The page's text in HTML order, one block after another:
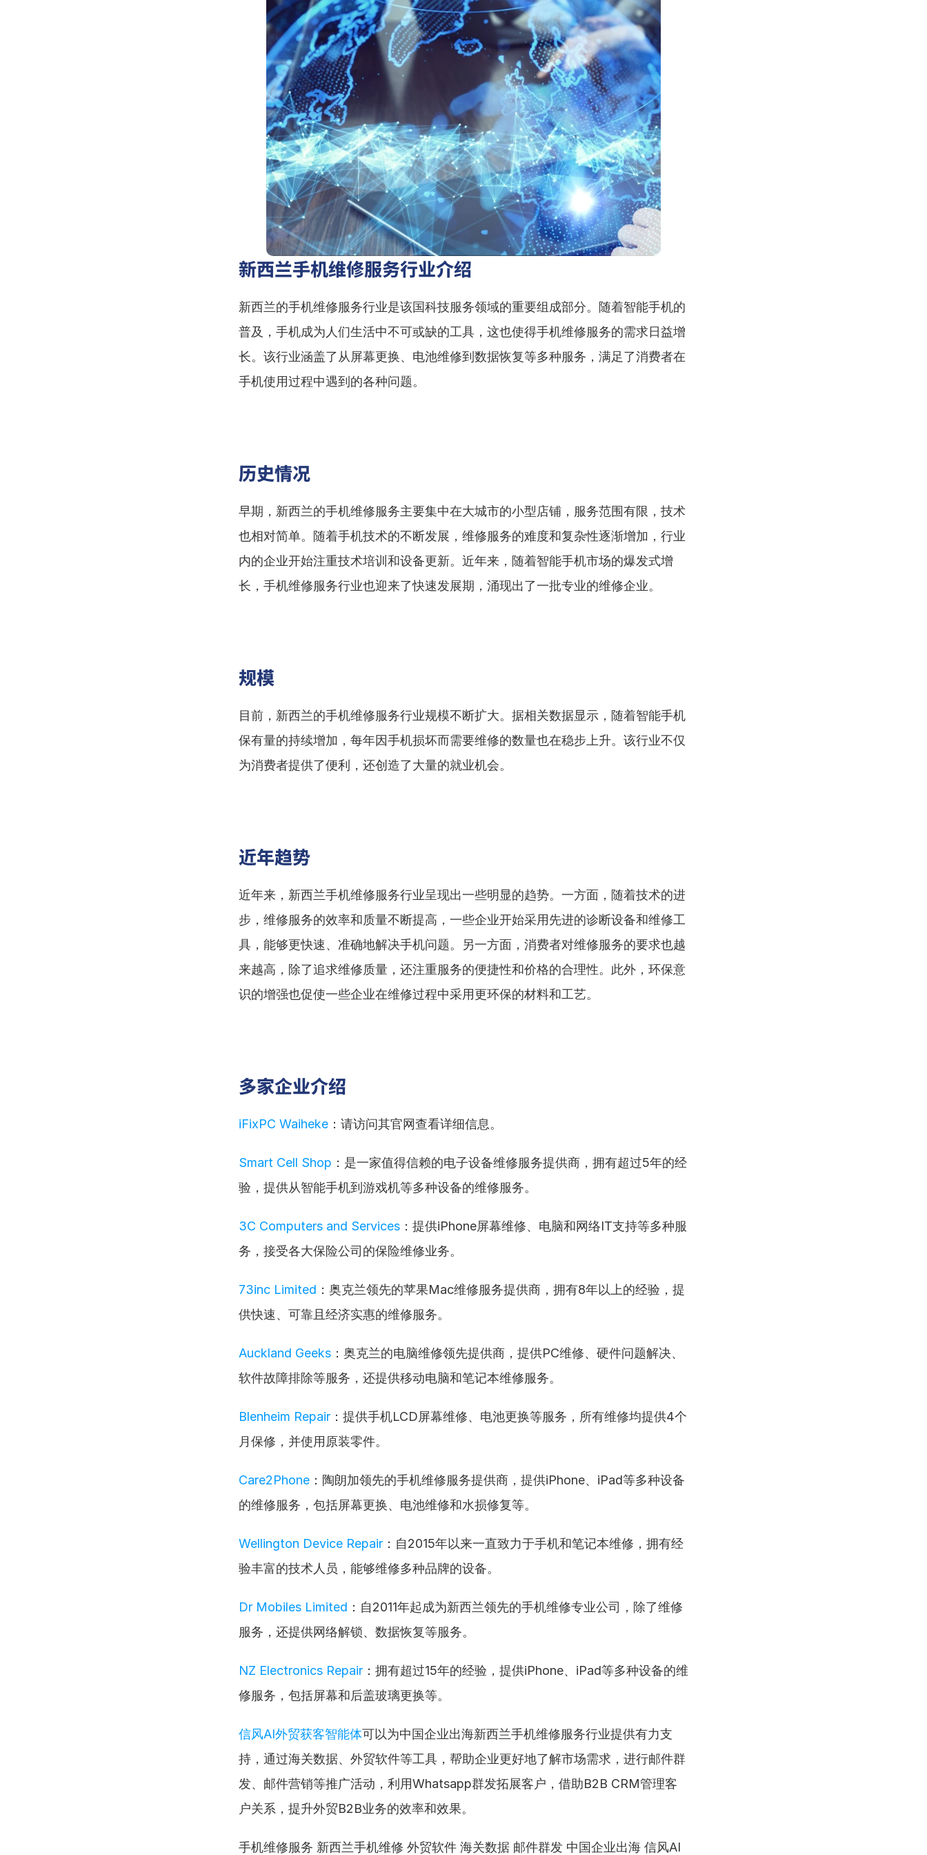
新西兰手机维修服务行业介绍
新西兰的手机维修服务行业是该国科技服务领域的重要组成部分。随着智能手机的
普及，手机成为人们生活中不可或缺的工具，这也使得手机维修服务的需求日益增
长。该行业涵盖了从屏幕更换、电池维修到数据恢复等多种服务，满足了消费者在
手机使用过程中遇到的各种问题。
历史情况
早期，新西兰的手机维修服务主要集中在大城市的小型店铺，服务范围有限，技术
也相对简单。随着手机技术的不断发展，维修服务的难度和复杂性逐渐增加，行业
内的企业开始注重技术培训和设备更新。近年来，随着智能手机市场的爆发式增
长，手机维修服务行业也迎来了快速发展期，涌现出了一批专业的维修企业。
规模
目前，新西兰的手机维修服务行业规模不断扩大。据相关数据显示，随着智能手机
保有量的持续增加，每年因手机损坏而需要维修的数量也在稳步上升。该行业不仅
为消费者提供了便利，还创造了大量的就业机会。
近年趋势
近年来，新西兰手机维修服务行业呈现出一些明显的趋势。一方面，随着技术的进
步，维修服务的效率和质量不断提高，一些企业开始采用先进的诊断设备和维修工
具，能够更快速、准确地解决手机问题。另一方面，消费者对维修服务的要求也越
来越高，除了追求维修质量，还注重服务的便捷性和价格的合理性。此外，环保意
识的增强也促使一些企业在维修过程中采用更环保的材料和工艺。
多家企业介绍
iFixPC Waiheke ：请访问其官网查看详细信息。
Smart Cell Shop ：是一家值得信赖的电子设备维修服务提供商，拥有超过5年的经
验，提供从智能手机到游戏机等多种设备的维修服务。
3C Computers and Services ：提供iPhone屏幕维修、电脑和网络IT支持等多种服
务，接受各大保险公司的保险维修业务。
73inc Limited ：奥克兰领先的苹果Mac维修服务提供商，拥有8年以上的经验，提
供快速、可靠且经济实惠的维修服务。
Auckland Geeks ：奥克兰的电脑维修领先提供商，提供PC维修、硬件问题解决、
软件故障排除等服务，还提供移动电脑和笔记本维修服务。
Blenheim Repair ：提供手机LCD屏幕维修、电池更换等服务，所有维修均提供4个
月保修，并使用原装零件。
Care2Phone ：陶朗加领先的手机维修服务提供商，提供iPhone、iPad等多种设备
的维修服务，包括屏幕更换、电池维修和水损修复等。
Wellington Device Repair ：自2015年以来一直致力于手机和笔记本维修，拥有经
验丰富的技术人员，能够维修多种品牌的设备。
Dr Mobiles Limited ：自2011年起成为新西兰领先的手机维修专业公司，除了维修
服务，还提供网络解锁、数据恢复等服务。
NZ Electronics Repair ：拥有超过15年的经验，提供iPhone、iPad等多种设备的维
修服务，包括屏幕和后盖玻璃更换等。
信风AI外贸获客智能体可以为中国企业出海新西兰手机维修服务行业提供有力支
持，通过海关数据、外贸软件等工具，帮助企业更好地了解市场需求，进行邮件群
发、邮件营销等推广活动，利用Whatsapp群发拓展客户，借助B2B CRM管理客
户关系，提升外贸B2B业务的效率和效果。
手机维修服务 新西兰手机维修 外贸软件 海关数据 邮件群发 中国企业出海 信风AI